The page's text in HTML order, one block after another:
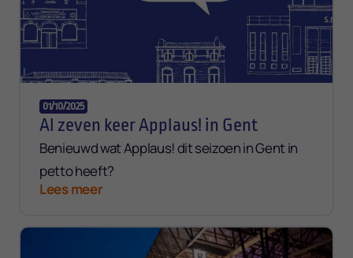
01/10/2025
Al zeven keer Applaus! in Gent
Benieuwd wat Applaus! dit seizoen in Gent in
petto heeft?
Lees meer